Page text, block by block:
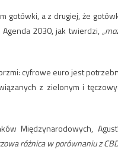
gotówki, a z drugiej, że
2030, jak twierdzi,
cyfrowe euro jest
z zielonym i
Międzynarodowych,
różnica w porównaniu z